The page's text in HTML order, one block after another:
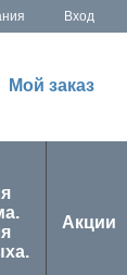
Вход
Мой заказ
Акции